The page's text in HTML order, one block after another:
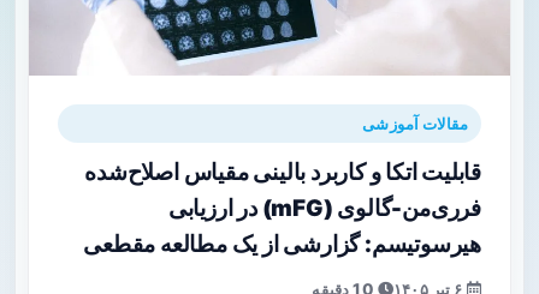
مقالات آموزشی
قابلیت اتکا و کاربرد بالینی مقیاس اصلاح‌شده
فرری‌من-گالوی (mFG) در ارزیابی
هیرسوتیسم: گزارشی از یک مطالعه مقطعی